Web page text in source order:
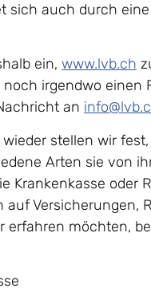
sich auch durch
ein, www.lvb.ch
noch irgendwo
an
wieder stellen wir
Arten sie von
Krankenkasse oder
auf Versicherungen,
erfahren möchten,